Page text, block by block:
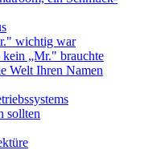
wichtig war
„Mr." brauchte
Welt Ihren Namen
sollten